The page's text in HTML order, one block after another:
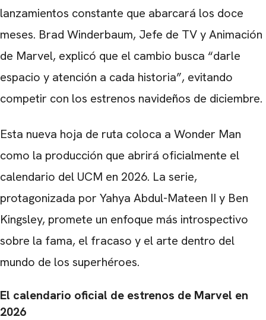
lanzamientos constante que abarcará los doce
meses. Brad Winderbaum, Jefe de TV y Animación
de Marvel, explicó que el cambio busca “darle
espacio y atención a cada historia”, evitando
competir con los estrenos navideños de diciembre.
Esta nueva hoja de ruta coloca a Wonder Man
como la producción que abrirá oficialmente el
calendario del UCM en 2026. La serie,
protagonizada por Yahya Abdul-Mateen II y Ben
Kingsley, promete un enfoque más introspectivo
sobre la fama, el fracaso y el arte dentro del
mundo de los superhéroes.
El calendario oficial de estrenos de Marvel en
2026